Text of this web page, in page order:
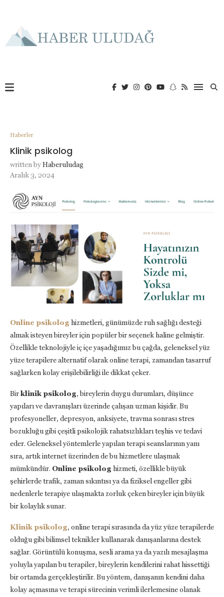
Haberler
Klinik psikolog
written byHaberuludag
Aralık 3, 2024
Online psikolog hizmetleri, günümüzde ruh sağlığı desteği
almak isteyen bireyler için popüler bir seçenek haline gelmiştir.
Özellikle teknolojiyle iç içe yaşadığımız bu çağda, geleneksel yüz
yüze terapilere alternatif olarak online terapi, zamandan tasarruf
sağlarken kolay erişilebilirliği ile dikkat çeker.
Birklinik psikolog, bireylerin duygu durumları, düşünce
yapıları ve davranışları üzerinde çalışan uzman kişidir. Bu
profesyoneller, depresyon, anksiyete, travma sonrası stres
bozukluğu gibi çeşitli psikolojik rahatsızlıkları teşhis ve tedavi
eder. Geleneksel yöntemlerle yapılan terapi seanslarının yanı
sıra, artık internet üzerinden de bu hizmetlere ulaşmak
mümkündür. Online psikolog hizmeti, özellikle büyük
şehirlerde trafik, zaman sıkıntısı ya da fiziksel engeller gibi
nedenlerle terapiye ulaşmakta zorluk çeken bireyler için büyük
bir kolaylık sunar.
Klinik psikolog, online terapi sırasında da yüz yüze terapilerde
olduğu gibi bilimsel teknikler kullanarak danışanlarına destek
sağlar. Görüntülü konuşma, sesli arama ya da yazılı mesajlaşma
yoluyla yapılan bu terapiler, bireylerin kendilerini rahat hissettiği
bir ortamda gerçekleştirilir. Bu yöntem, danışanın kendini daha
kolay açmasına ve terapi sürecinin verimli ilerlemesine olanak